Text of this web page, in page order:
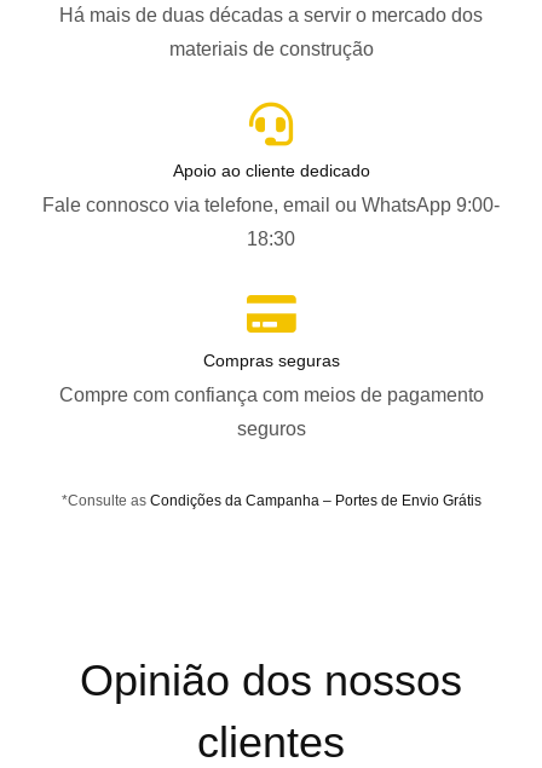
Há mais de duas décadas a servir o mercado dos
materiais de construção
Apoio ao cliente dedicado
Fale connosco via telefone, email ou WhatsApp 9:00-
18:30
Compras seguras
Compre com confiança com meios de pagamento
seguros
*Consulte as Condições da Campanha – Portes de Envio Grátis
Opinião dos nossos
clientes